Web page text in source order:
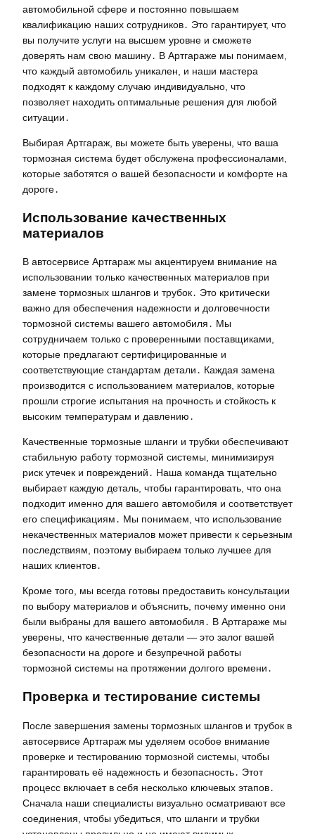
автомобильной сфере и постоянно повышаем
квалификацию наших сотрудников․ Это гарантирует, что
вы получите услуги на высшем уровне и сможете
доверять нам свою машину․ В Артгараже мы понимаем,
что каждый автомобиль уникален, и наши мастера
подходят к каждому случаю индивидуально, что
позволяет находить оптимальные решения для любой
ситуации․
Выбирая Артгараж, вы можете быть уверены, что ваша
тормозная система будет обслужена профессионалами,
которые заботятся о вашей безопасности и комфорте на
дороге․
Использование качественных
материалов
В автосервисе Артгараж мы акцентируем внимание на
использовании только качественных материалов при
замене тормозных шлангов и трубок․ Это критически
важно для обеспечения надежности и долговечности
тормозной системы вашего автомобиля․ Мы
сотрудничаем только с проверенными поставщиками,
которые предлагают сертифицированные и
соответствующие стандартам детали․ Каждая замена
производится с использованием материалов, которые
прошли строгие испытания на прочность и стойкость к
высоким температурам и давлению․
Качественные тормозные шланги и трубки обеспечивают
стабильную работу тормозной системы, минимизируя
риск утечек и повреждений․ Наша команда тщательно
выбирает каждую деталь, чтобы гарантировать, что она
подходит именно для вашего автомобиля и соответствует
его спецификациям․ Мы понимаем, что использование
некачественных материалов может привести к серьезным
последствиям, поэтому выбираем только лучшее для
наших клиентов․
Кроме того, мы всегда готовы предоставить консультации
по выбору материалов и объяснить, почему именно они
были выбраны для вашего автомобиля․ В Артгараже мы
уверены, что качественные детали — это залог вашей
безопасности на дороге и безупречной работы
тормозной системы на протяжении долгого времени․
Проверка и тестирование системы
После завершения замены тормозных шлангов и трубок в
автосервисе Артгараж мы уделяем особое внимание
проверке и тестированию тормозной системы, чтобы
гарантировать её надежность и безопасность․ Этот
процесс включает в себя несколько ключевых этапов․
Сначала наши специалисты визуально осматривают все
соединения, чтобы убедиться, что шланги и трубки